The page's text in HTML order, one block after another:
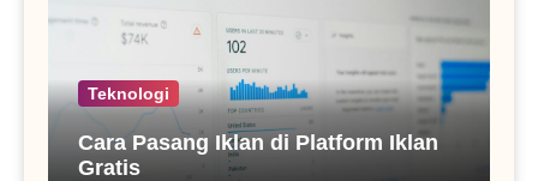
Teknologi
Cara Pasang Iklan di Platform Iklan
Gratis